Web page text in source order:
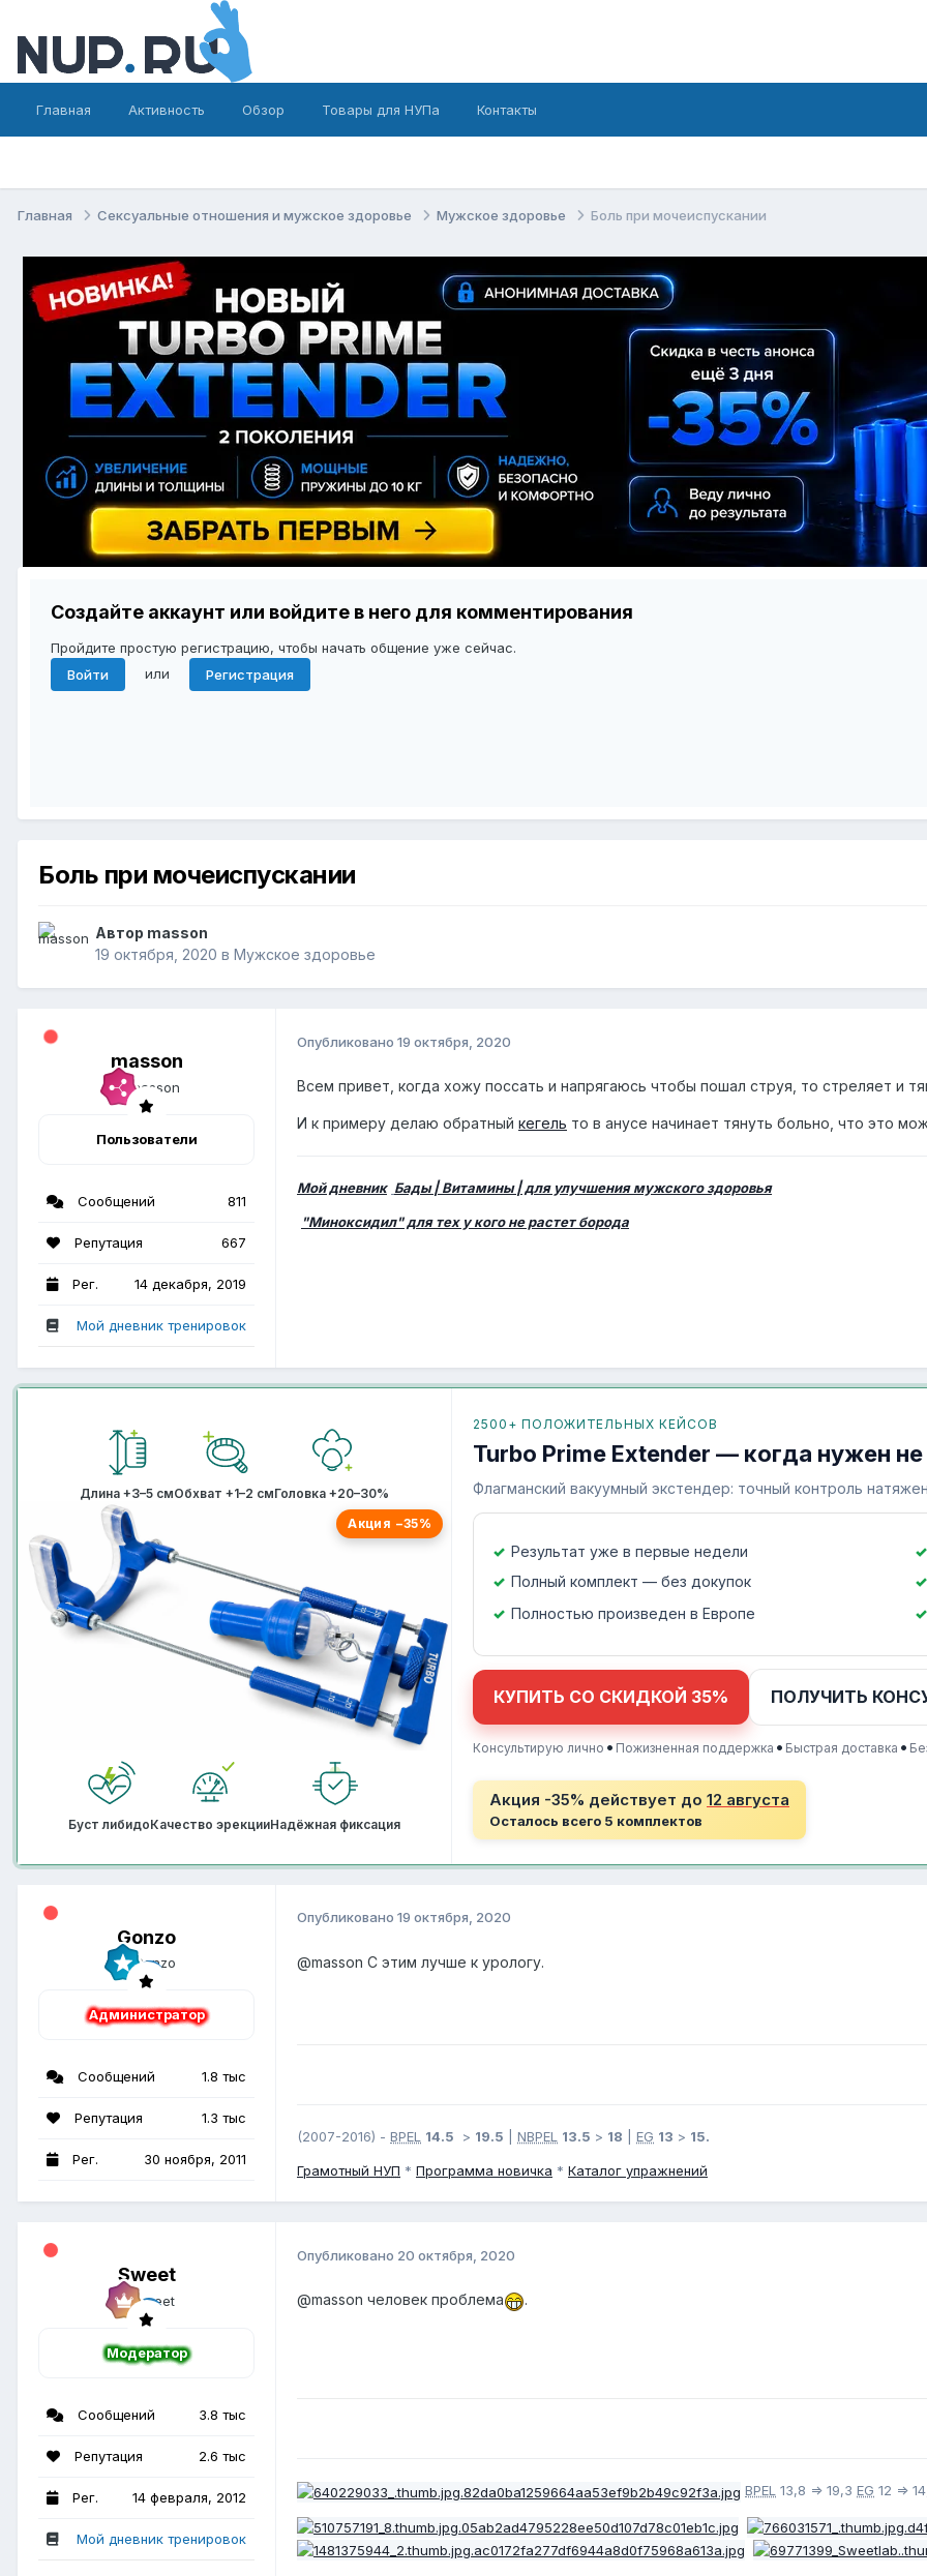
Главная Активность Обзор Товары для НУПа Контакты
Главная Сексуальные отношения и мужское здоровье Мужское здоровье Боль при мочеиспускании
Создайте аккаунт или войдите в него для комментирования
Пройдите простую регистрацию, чтобы начать общение уже сейчас.
Войти
или Регистрация
Боль при мочеиспускании
Автор masson
19 октября, 2020 в Мужское здоровье
masson
Пользователи
Сообщений 811
Репутация 667
Рег. 14 декабря, 2019
Мой дневник тренировок
Опубликовано 19 октября, 2020
Всем привет, когда хожу поссать и напрягаюсь чтобы пошал струя, то стреляет и
И к примеру делаю обратный кегель то в анусе начинает тянуть больно, что это
Мой дневник Бады | Витамины | для улучшения мужского здоровья
"Миноксидил" для тех у кого не растет борода
Длина +3–5 смОбхват +1–2 смГоловка +20–30%
Акция −35%
Буст либидоКачество эрекцииНадёжная фиксация
2500+ ПОЛОЖИТЕЛЬНЫХ КЕЙСОВ
Turbo Prime Extender — когда нужен
Флагманский вакуумный экстендер: точный контроль
Результат уже в первые недели
Полный комплект — без докупок
Полностью произведен в Европе
КУПИТЬ СО СКИДКОЙ 35% ПОЛУЧИТЬ
Консультирую лично • Пожизненная поддержка • Быстрая доставка •
Акция -35% действует до 12 августа
Осталось всего 5 комплектов
Gonzo
Администратор
Сообщений 1.8 тыс
Репутация 1.3 тыс
Рег. 30 ноября, 2011
Опубликовано 19 октября, 2020
@masson С этим лучше к урологу.
(2007-2016) - BPEL 14.5 > 19.5 NBPEL 13.5 > 18 EG 13 > 15.
Грамотный НУП * Программа новичка * Каталог упражнений
Sweet
Модератор
Сообщений 3.8 тыс
Репутация 2.6 тыс
Рег. 14 февраля, 2012
Мой дневник тренировок
Опубликовано 20 октября, 2020
@masson человек проблема .
BPEL 13,8 => 19,3 EG 12 =>